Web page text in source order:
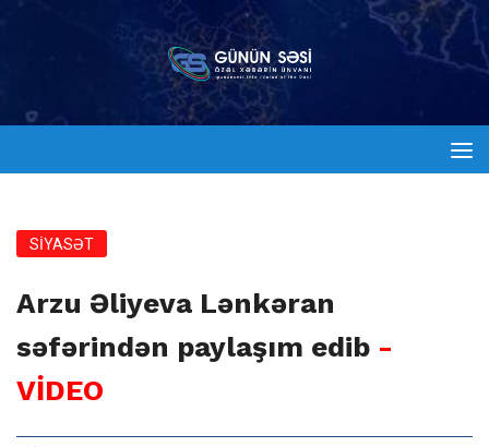
SİYASƏT
Arzu Əliyeva Lənkəran
səfərindən paylaşım edib -
VİDEO